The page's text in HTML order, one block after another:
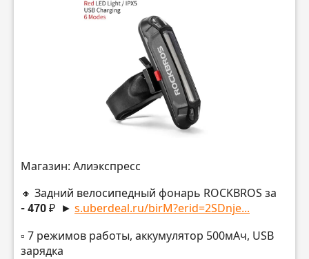
Магазин: Алиэкспресс
🔸 Задний велосипедный фонарь ROCKBROS за
- 470 ₽ ► s.uberdeal.ru/birM?erid=2SDnje...
▫️ 7 режимов работы, аккумулятор 500мАч, USB
зарядка